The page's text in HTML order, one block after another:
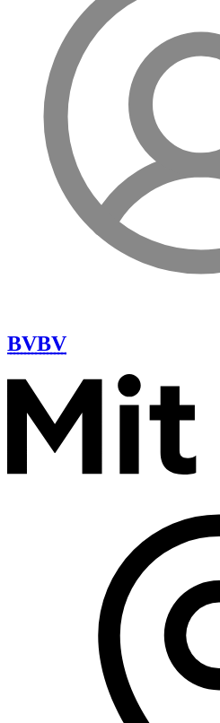
BVBV